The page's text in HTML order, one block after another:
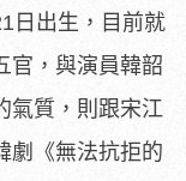
日出生，目前就
官，與演員韓韶
氣質，則跟宋江
劇《無法抗拒的